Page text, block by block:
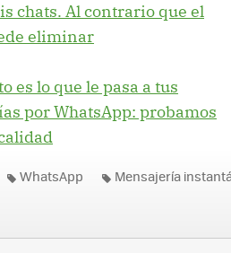
chats. Al contrario que el
eliminar
es lo que le pasa a tus
por WhatsApp: probamos
WhatsApp Mensajería